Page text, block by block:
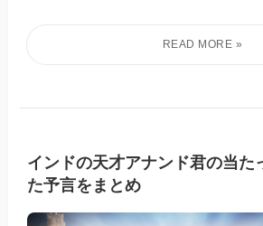
インドの天才アナンド君の当た
た予言をまとめ